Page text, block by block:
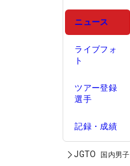
ニュース
ライブフォ
ト
ツアー登録
選手
記録・成績
JGTO 国内男子